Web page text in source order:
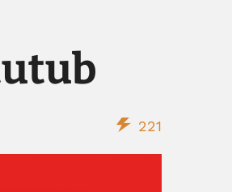
221